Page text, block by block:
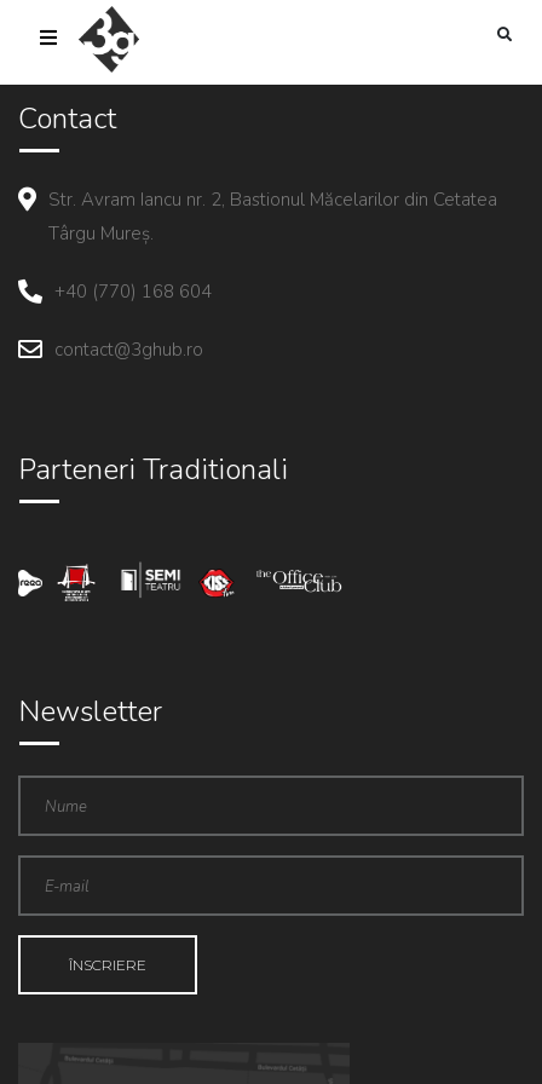
sold-out-button {{acf:sold_out}}
Contact
Str. Avram Iancu nr. 2, Bastionul Măcelarilor din Cetatea
Târgu Mureș.
+40 (770) 168 604
contact@3ghub.ro
Parteneri Traditionali
Newsletter